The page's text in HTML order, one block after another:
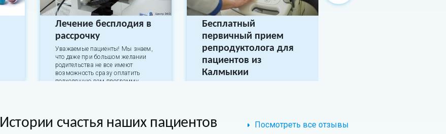
Лечение бесплодия в
рассрочку
Уважаемые пациенты! Мы знаем,
что даже при большом желании
родительства не все имеют
возможность сразу оплатить
подходящую вам программу.
Бесплатный
первичный прием
репродуктолога для
пациентов из
Калмыкии
31 июля 2026
Истории счастья наших пациентов Посмотреть все отзывы